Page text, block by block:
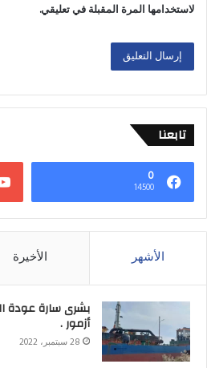
لاستخدامها المرة المقبلة في تعليقي.
تابعنا
0
14500
الأشهر الأخيرة
بشرى سارة عودة
أزمور .
28 سبتمبر، 2022